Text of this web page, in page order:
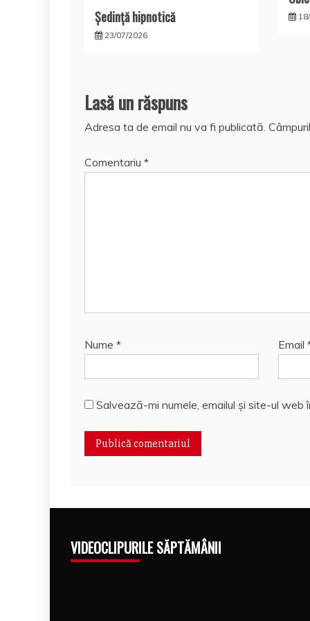
Şedinţă hipnotică
23/07/2026
Lasă un răspuns
Adresa ta de email nu va fi publicată.
Comentariu *
Nume * Email
Salvează-mi numele, emailul și site-ul
VIDEOCLIPURILE SĂPTĂMÂNII